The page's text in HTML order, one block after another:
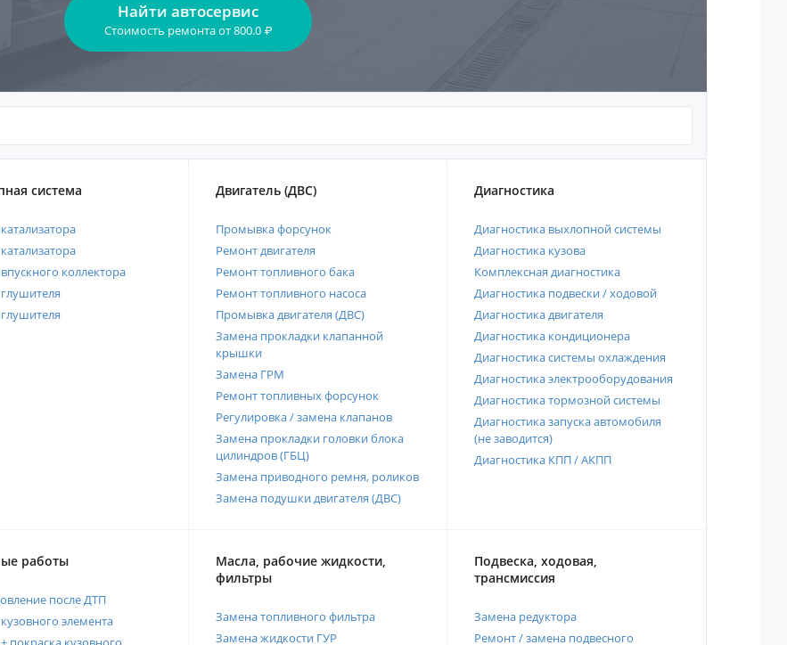
Найти автосервис
Стоимость ремонтаот800.0 ₽
система
коллектора
Двигатель (ДВС)
Промывка форсунок
Ремонт двигателя
Ремонт топливного бака
Ремонт топливного насоса
Промывка двигателя (ДВС)
Замена прокладки клапанной
крышки
Замена ГРМ
Ремонт топливных форсунок
Регулировка / замена клапанов
Замена прокладки головки блока
цилиндров (ГБЦ)
Замена приводного ремня, роликов
Замена подушки двигателя (ДВС)
Диагностика
Диагностика выхлопной системы
Диагностика кузова
Комплексная диагностика
Диагностика подвески / ходовой
Диагностика двигателя
Диагностика кондиционера
Диагностика системы охлаждения
Диагностика электрооборудования
Диагностика тормозной системы
Диагностика запуска автомобиля
(не заводится)
Диагностика КПП / АКПП
работы
после ДТП
элемента
Масла, рабочие жидкости,
фильтры
Замена топливного фильтра
Замена жидкости ГУР
Подвеска, ходовая,
трансмиссия
Замена редуктора
Ремонт / замена подвесного